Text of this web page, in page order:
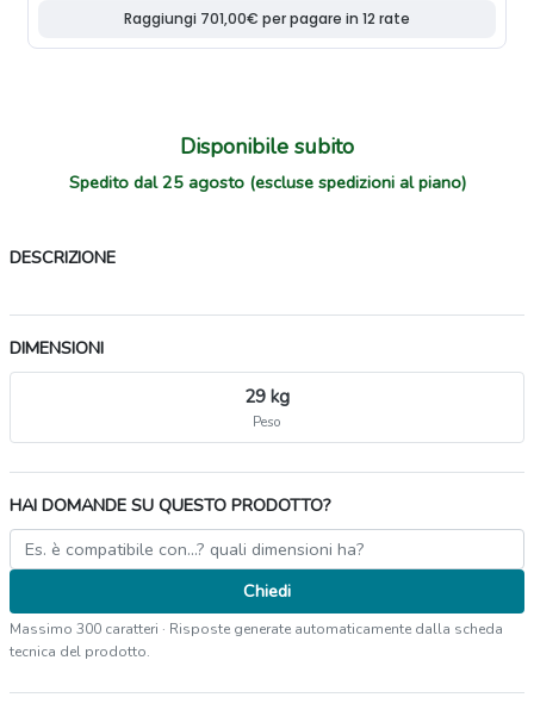
Disponibile subito
Spedito dal 25 agosto (escluse spedizioni al piano)
DESCRIZIONE
DIMENSIONI
29 kg
Peso
HAI DOMANDE SU QUESTO PRODOTTO?
Chiedi
Massimo 300 caratteri · Risposte generate automaticamente dalla scheda
tecnica del prodotto.